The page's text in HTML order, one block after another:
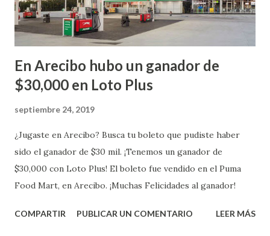
En Arecibo hubo un ganador de
$30,000 en Loto Plus
septiembre 24, 2019
¿Jugaste en Arecibo? Busca tu boleto que pudiste haber
sido el ganador de $30 mil. ¡Tenemos un ganador de
$30,000 con Loto Plus! El boleto fue vendido en el Puma
Food Mart, en Arecibo. ¡Muchas Felicidades al ganador!
COMPARTIR PUBLICAR UN COMENTARIO LEER MÁS